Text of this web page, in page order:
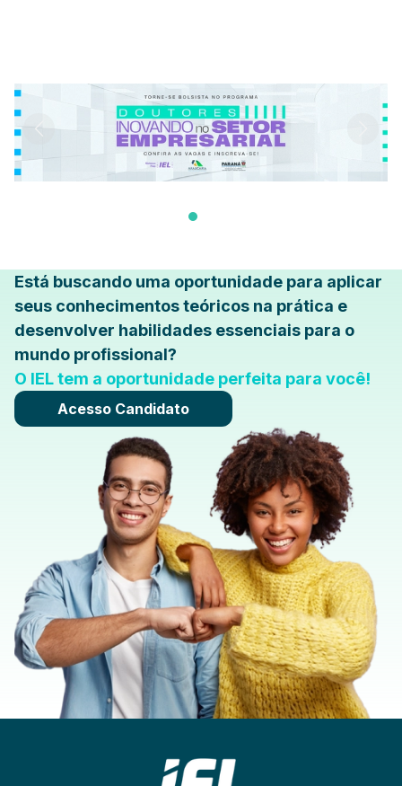
Está buscando uma oportunidade para aplicar
seus conhecimentos teóricos na prática e
desenvolver habilidades essenciais para o
mundo profissional?
O IEL tem a oportunidade perfeita para você!
Acesso Candidato